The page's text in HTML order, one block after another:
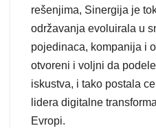
rešenjima, Sinergija je
održavanja evoluirala u
pojedinaca, kompanija i
otvoreni i voljni da
iskustva, i tako postala
lidera digitalne
Evropi.